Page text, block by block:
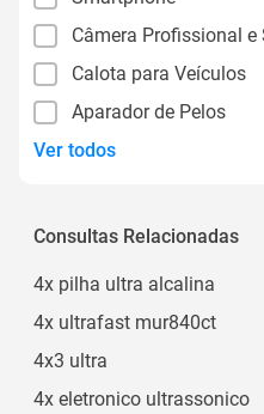
Câmera Profissional
Calota para Veículos
Aparador de Pelos
Ver todos
Consultas Relacionadas
4x pilha ultra alcalina
4x ultrafast mur840ct
4x3 ultra
4x eletronico ultrassonico